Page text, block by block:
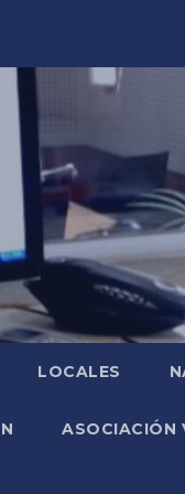
LOCALES
ASOCIACIÓN